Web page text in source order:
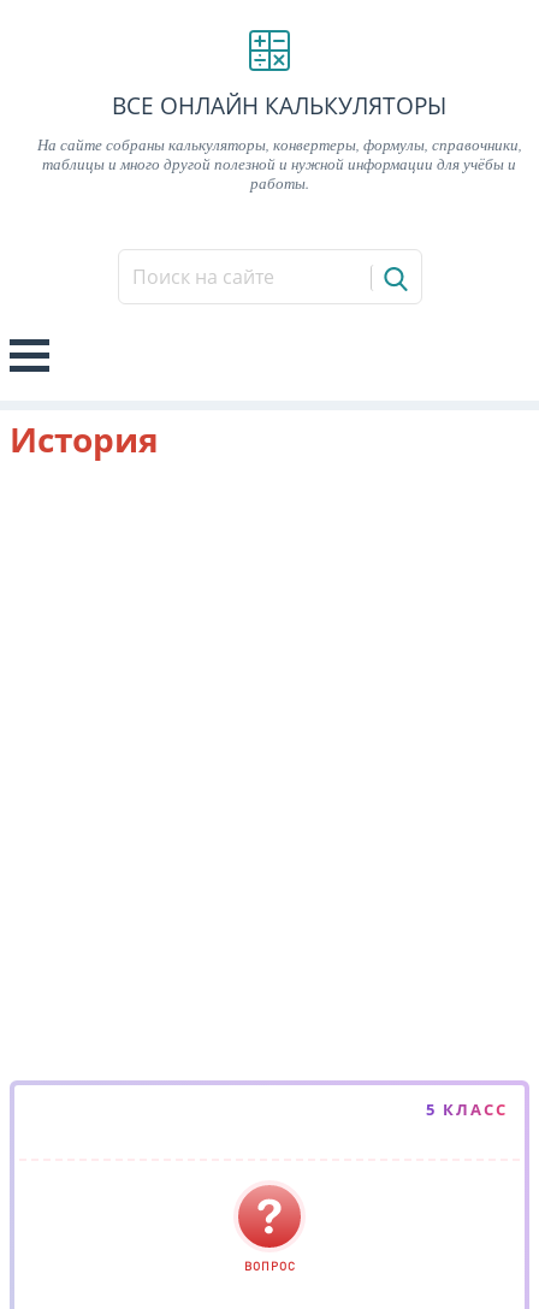
ВСЕ ОНЛАЙН КАЛЬКУЛЯТОРЫ
На сайте собраны калькуляторы, конвертеры, формулы, справочники,
таблицы и много другой полезной и нужной информации для учёбы и
работы.
История
5 КЛАСС
ВОПРОС